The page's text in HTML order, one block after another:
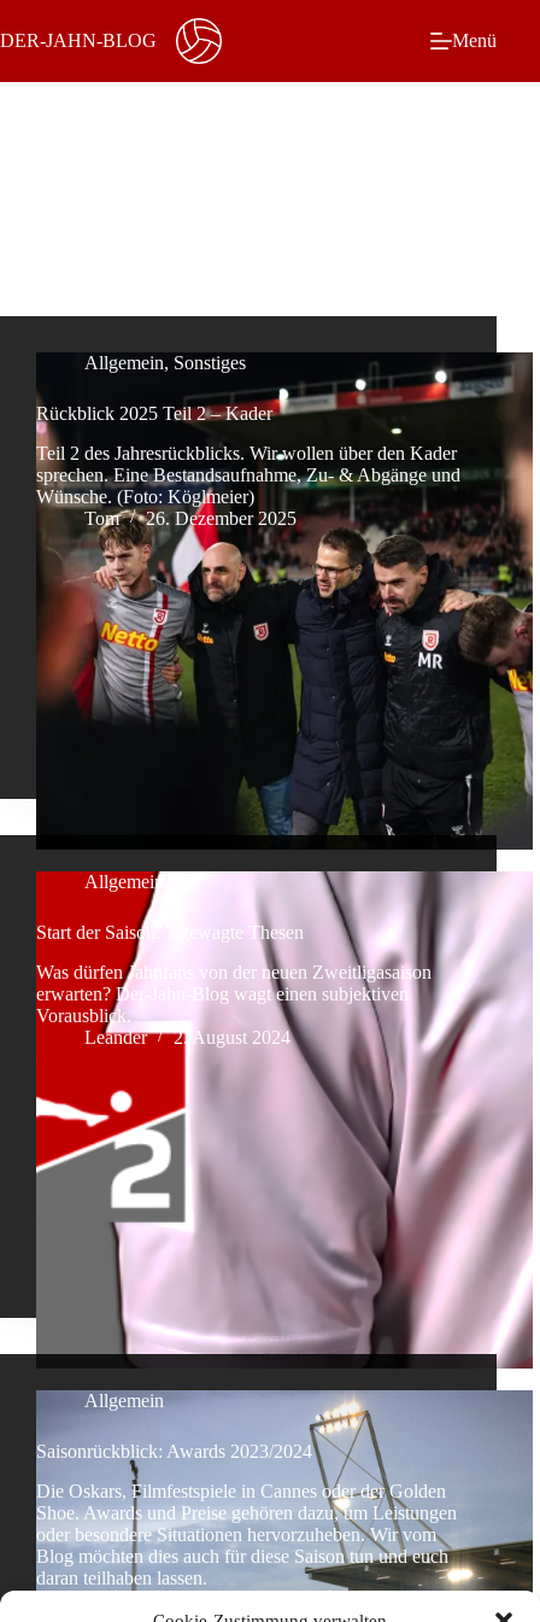
Inhalt
springen
DER-JAHN-BLOG Menü
Allgemein, Sonstiges
Rückblick 2025 Teil 2 – Kader
Teil 2 des Jahresrückblicks. Wir wollen über den Kader
sprechen. Eine Bestandsaufnahme, Zu- & Abgänge und
Wünsche. (Foto: Köglmeier)
Tom
26. Dezember 2025
Allgemein
Start der Saison: 7 gewagte Thesen
Was dürfen Jahnfans von der neuen Zweitligasaison
erwarten? Der-Jahn-Blog wagt einen subjektiven
Vorausblick.
Leander
2. August 2024
Allgemein
Saisonrückblick: Awards 2023/2024
Die Oskars, Filmfestspiele in Cannes oder der Golden
Shoe. Awards und Preise gehören dazu, um Leistungen
oder besondere Situationen hervorzuheben. Wir vom
Blog möchten dies auch für diese Saison tun und euch
daran teilhaben lassen.